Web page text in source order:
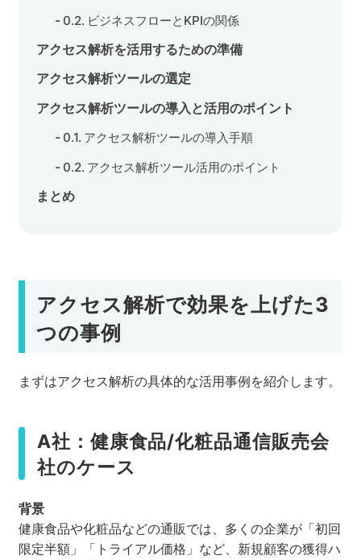
ビジネスフローとKPIの関係
アクセス解析を活用するための準備
アクセス解析ツールの選定
アクセス解析ツールの導入と活用のポイント
アクセス解析ツールの導入手順
アクセス解析ツール活用のポイント
まとめ
アクセス解析で効果を上げた3
つの事例
まずはアクセス解析の具体的な活用事例を紹介します。
A社：健康食品/化粧品通信販売会
社のケース
背景
健康食品や化粧品などの通販では、多くの企業が「初回
限定半額」「トライアル価格」など、新規顧客の獲得ハ